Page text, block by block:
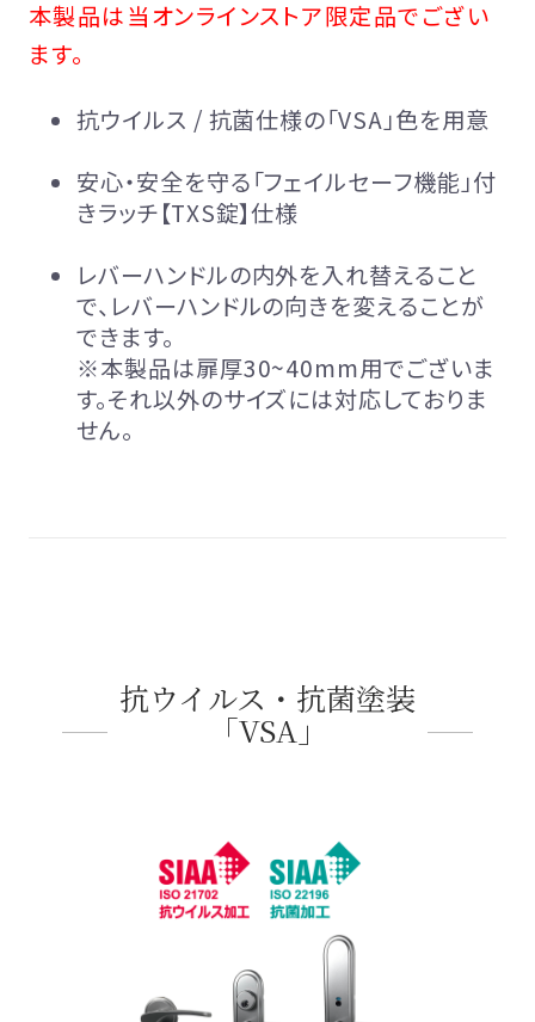
本製品は当オンラインストア限定品でござい
ます。
抗ウイルス / 抗菌仕様の「VSA」色を用意
安心・安全を守る「フェイルセーフ機能」付
きラッチ【TXS錠】仕様
レバーハンドルの内外を入れ替えること
で、レバーハンドルの向きを変えることが
できます。
※本製品は扉厚30~40mm用でございま
す。それ以外のサイズには対応しておりま
せん。
抗ウイルス・抗菌塗装
「VSA」